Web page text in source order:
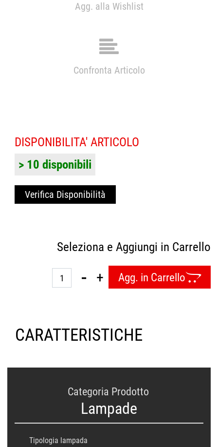
Agg. alla Wishlist
Confronta Articolo
DISPONIBILITA' ARTICOLO
Verifica Disponibilità
> 10 disponibili
Seleziona e Aggiungi in Carrello
Quantità
Agg. in Carrello
CARATTERISTICHE
Categoria Prodotto
Lampade
Tipologia lampada